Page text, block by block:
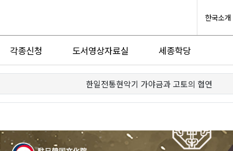
한국소개
각종신청 도서영상자료실 세종학당
한일전통현악기 가야금과 고토의 협연